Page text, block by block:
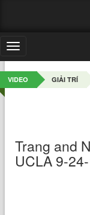
Toggle
navigation
VIDEO GIẢI TRÍ
Trang and
UCLA 9-